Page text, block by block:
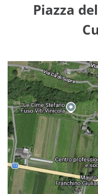
Piazza